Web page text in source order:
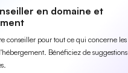
en domaine et
conseiller pour tout ce qui concerne les
Bénéficiez de suggestions